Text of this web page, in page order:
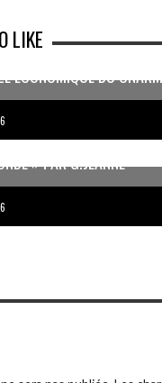
LIKE
ÉCONOMIQUE DU CNARM
FORT ET RESPONSABLE
» PAR G.JEANNE